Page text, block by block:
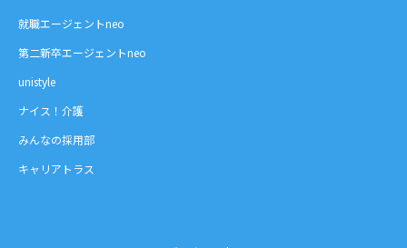
就職エージェントneo
第二新卒エージェントneo
unistyle
ナイス！介護
みんなの採用部
キャリアトラス